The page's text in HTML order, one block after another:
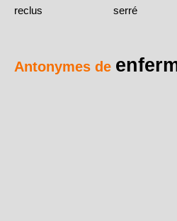
reclus
serré
Antonymes de